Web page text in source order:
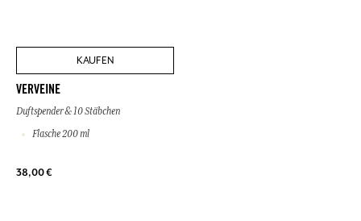
KAUFEN
VERVEINE
Duftspender & 10 Stäbchen
Flasche 200 ml
38,00 €